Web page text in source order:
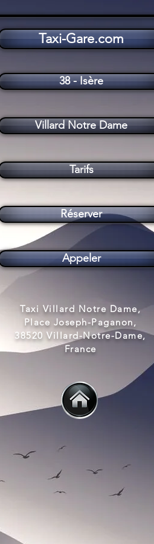
Tarifs
Taxi Villard Notre Dame (38520)
Villard Notre Dame
Taxi-Gare.com
Réserver
Appeler
38 - Isère
Taxi Villard Notre Dame,
Place Joseph-Paganon,
38520 Villard-Notre-Dame,
France